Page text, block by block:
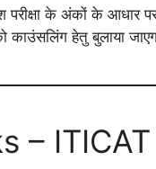
के अंकों के आधार
काउंसलिंग हेतु बुलाया
–